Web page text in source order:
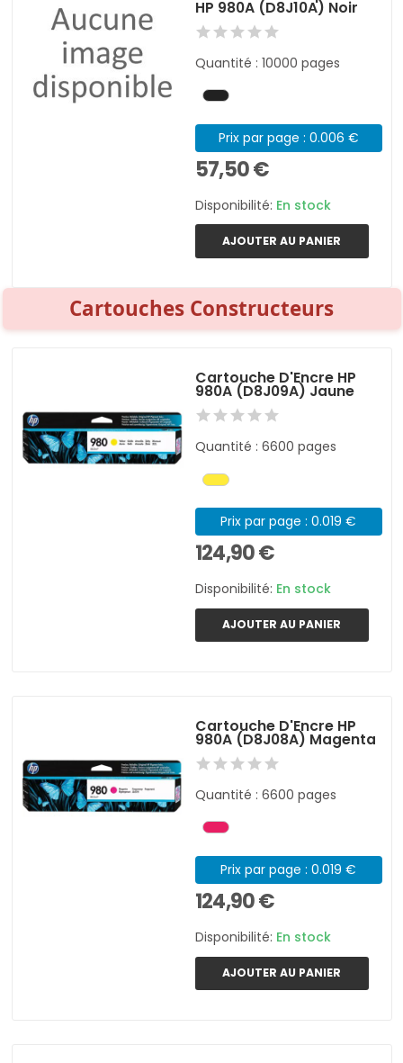
HP 980A (D8J10A) Noir
Quantité : 10000 pages
Prix par page : 0.006 €
57,50 €
Disponibilité: En stock
AJOUTER AU PANIER
Cartouches Constructeurs
Cartouche D'Encre HP
980A (D8J09A) Jaune
Quantité : 6600 pages
Prix par page : 0.019 €
124,90 €
Disponibilité: En stock
AJOUTER AU PANIER
Cartouche D'Encre HP
980A (D8J08A) Magenta
Quantité : 6600 pages
Prix par page : 0.019 €
124,90 €
Disponibilité: En stock
AJOUTER AU PANIER